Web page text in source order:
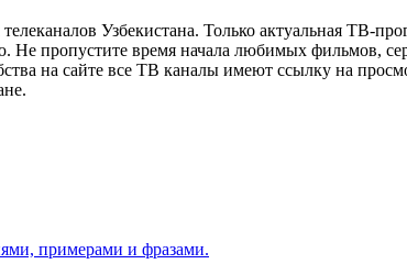
Узбекистана. Только актуальная ТВ-
пропустите время начала любимых фильмов,
на сайте все ТВ каналы имеют ссылку на
примерами и фразами.